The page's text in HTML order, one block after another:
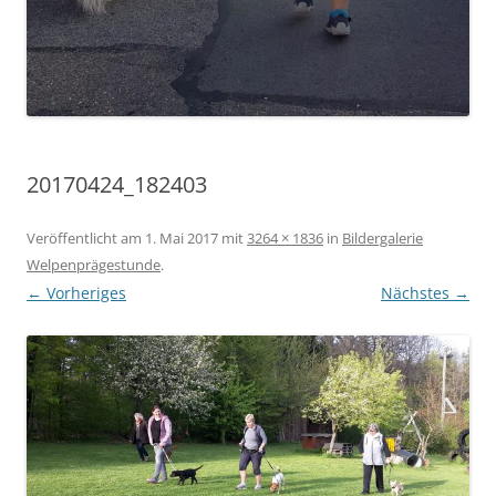
20170424_182403
Veröffentlicht am 1. Mai 2017 mit3264 × 1836 in Bildergalerie
Welpenprägestunde.
← Vorheriges Nächstes →